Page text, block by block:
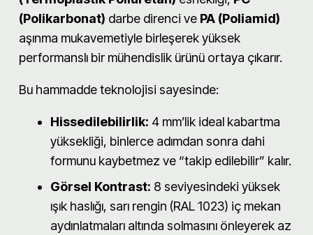
(Polikarbonat) darbe direnci ve PA (Poliamid)
aşınma mukavemetiyle birleşerek yüksek
performanslı bir mühendislik ürünü ortaya çıkarır.
Bu hammadde teknolojisi sayesinde:
Hissedilebilirlik: 4 mm’lik ideal kabartma
yüksekliği, binlerce adımdan sonra dahi
formunu kaybetmez ve “takip edilebilir” kalır.
Görsel Kontrast: 8 seviyesindeki yüksek
ışık haslığı, sarı rengin (RAL 1023) iç mekan
aydınlatmaları altında solmasını önleyerek az